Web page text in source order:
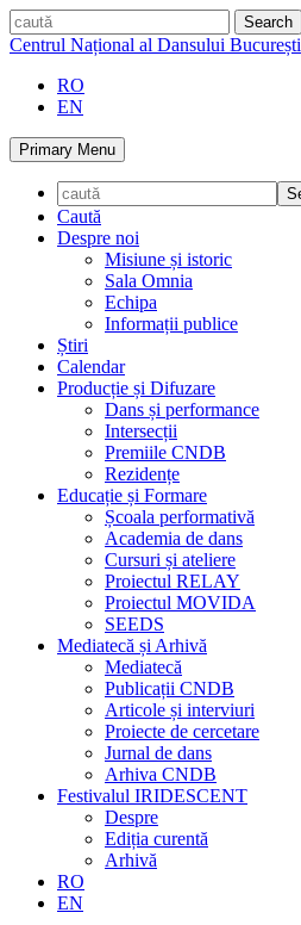
Skip
to
caută
Centrul Național al Dansului București
RO
EN
Primary Menu
Caută
Despre noi
Misiune și istoric
Sala Omnia
Echipa
Informații publice
Știri
Calendar
Producție și Difuzare
Dans și performance
Intersecții
Premiile CNDB
Rezidențe
Educație și Formare
Școala performativă
Academia de dans
Cursuri și ateliere
Proiectul RELAY
Proiectul MOVIDA
SEEDS
Mediatecă și Arhivă
Mediatecă
Publicații CNDB
Articole și interviuri
Proiecte de cercetare
Jurnal de dans
Arhiva CNDB
Festivalul IRIDESCENT
Despre
Ediția curentă
Arhivă
RO
EN